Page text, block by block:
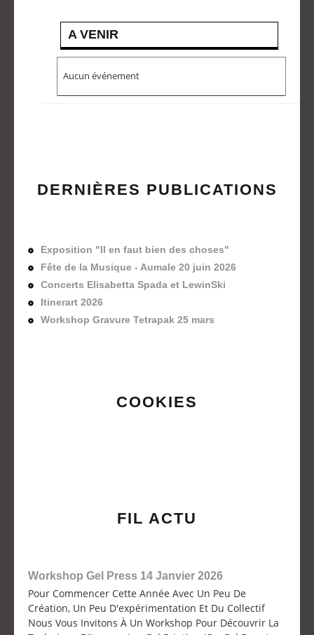
A VENIR
Aucun événement
DERNIÈRES PUBLICATIONS
Exposition "Il en faut bien des choses"
Fête de la Musique - Aumale 20 juin 2026
Concerts Elisabetta Spada et LewinSki
Itinerart 2026
Workshop Gravure Tetrapak 25 mars
COOKIES
FIL ACTU
Workshop Gel Press 14 Janvier 2026
Pour Commencer Cette Année Avec Un Peu De
Création, Un Peu D'expérimentation Et Du Collectif
Nous Vous Invitons À Un Workshop Pour Découvrir La